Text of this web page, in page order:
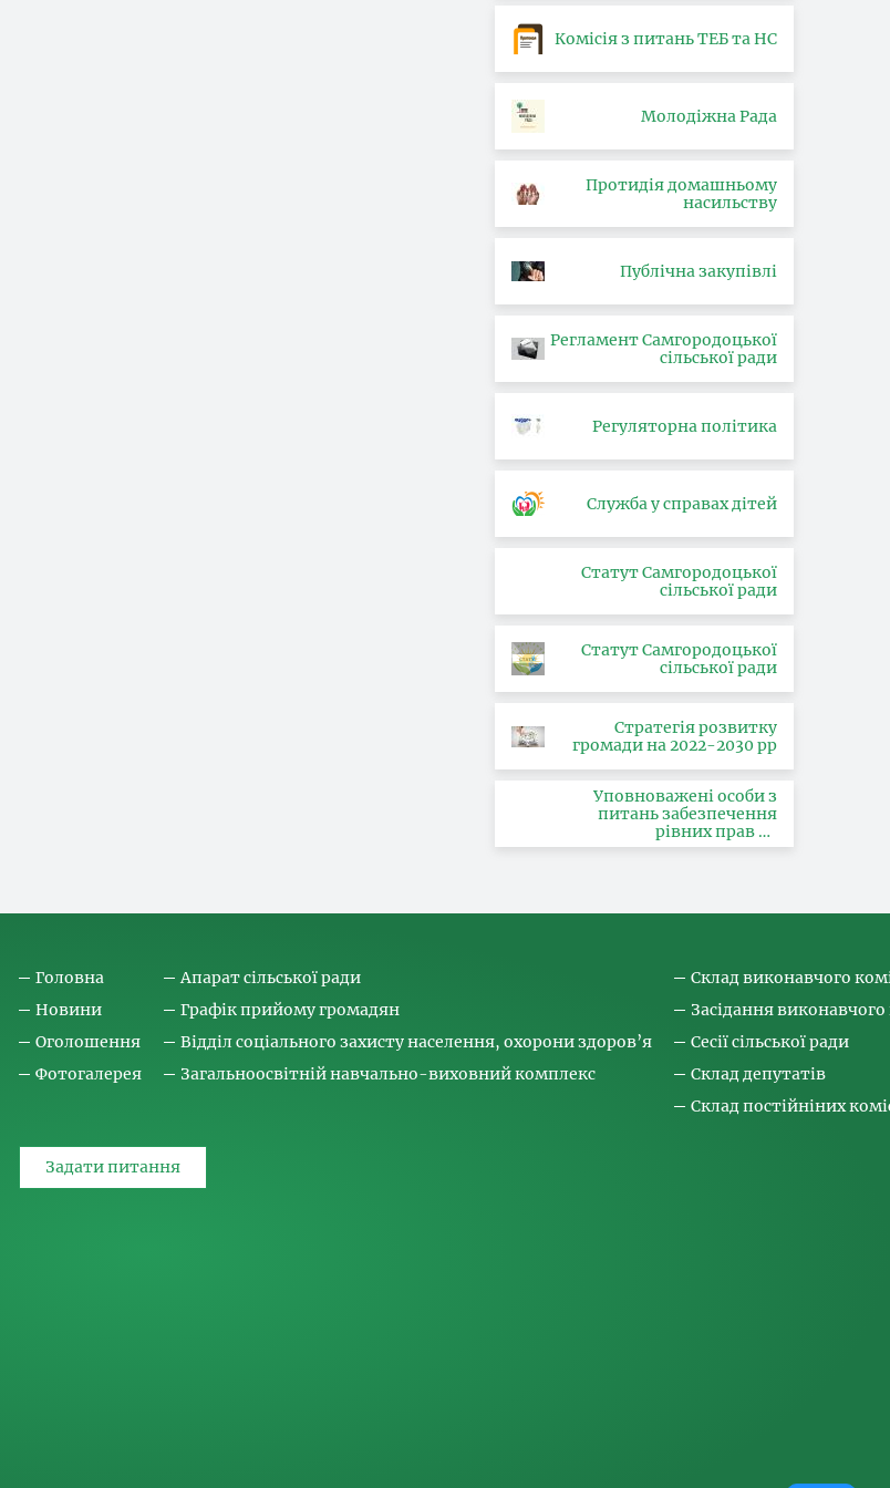
Комісія з питань ТЕБ та НС
Молодіжна Рада
Протидія домашньому
насильству
Публічна закупівлі
Регламент Самгородоцької
сільської ради
Регуляторна політика
Служба у справах дітей
Статут Самгородоцької
сільської ради
Статут Самгородоцької
сільської ради
Стратегія розвитку
громади на 2022-2030 рр
Уповноважені особи з
питань забезпечення
рівних прав та
можливостей жінок і
здійснення заходів,
людьми та координатора
Головна
Новини
Оголошення
Фотогалерея
Апарат сільської ради
Графік прийому громадян
Відділ соціального захисту населення, охорони здоров’я
Загальноосвітній навчально-виховний комплекс
Склад виконавчого
Засідання
Сесії сільської ради
Склад депутатів
Склад постійніних
Задати питання